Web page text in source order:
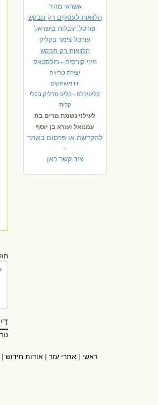
אשראי מהיר
הלוואות לעסקים רק תבקש
פורטל הובלות בישראל
פורטל צימר בקליק
הלוואות רק תבקש
מיני קורסים - פולסטאק
יצירת טריויה
יויו משחקים
קליפיקלפ - קליפ מדליק בקלי
קלות
לעילוי נשמת מרים בת
עמנואל ועזרא בן יוסף
להקדשה או פרסום באתר
-
צור קשר כאן
ראשי | אתרי עזר | אודות חידוש |